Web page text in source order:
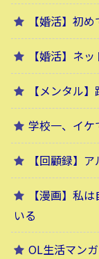
【婚活】初
【婚活】ネ
【メンタル
学校一、イケ
【回顧録】
【漫画】私
いる
OL生活マンガ